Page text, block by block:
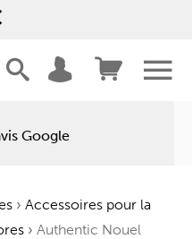
commande
Google
› Accessoires pour la
› Authentic Nouel